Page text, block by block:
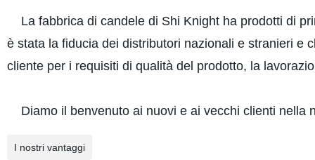
La fabbrica di candele di Shi Knight ha prodotti di
è stata la fiducia dei distributori nazionali e stranieri e
cliente per i requisiti di qualità del prodotto, la
Diamo il benvenuto ai nuovi e ai vecchi clienti nella
I nostri vantaggi